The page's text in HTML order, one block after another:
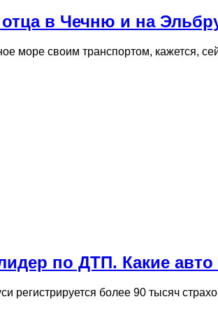
в Чечню и на
море своим транспортом, кажется,
по ДТП. Какие
регистрируется более 90 тысяч